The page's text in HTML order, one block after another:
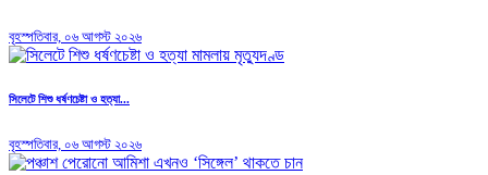
বৃহস্পতিবার, ০৬ আগস্ট ২০২৬
সিলেটে শিশু ধর্ষণচেষ্টা ও হত্যা...
বৃহস্পতিবার, ০৬ আগস্ট ২০২৬